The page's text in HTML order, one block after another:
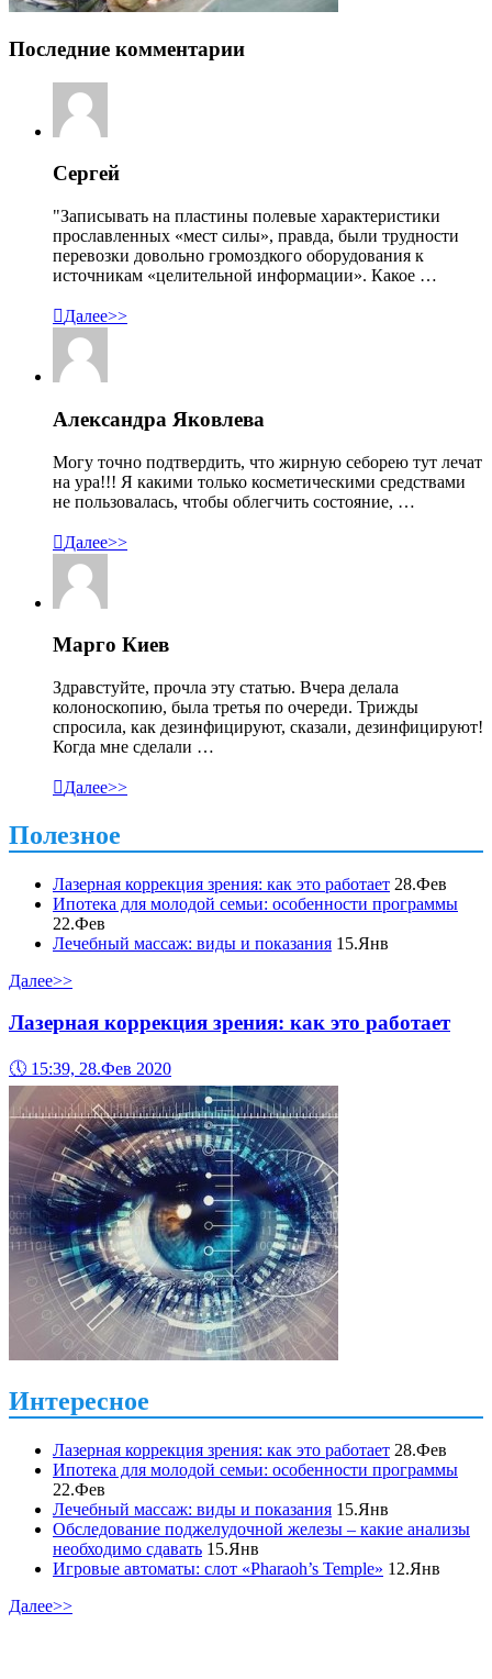
Последние комментарии
Сергей
"Записывать на пластины полевые характеристики
прославленных «мест силы», правда, были трудности
перевозки довольно громоздкого оборудования к
источникам «целительной информации». Какое …
Далее>>
Александра Яковлева
Могу точно подтвердить, что жирную себорею тут лечат
на ура!!! Я какими только косметическими средствами
не пользовалась, чтобы облегчить состояние, …
Далее>>
Марго Киев
Здравстуйте, прочла эту статью. Вчера делала
колоноскопию, была третья по очереди. Трижды
спросила, как дезинфицируют, сказали, дезинфицируют!
Когда мне сделали …
Далее>>
Полезное
Лазерная коррекция зрения: как это работает 28.Фев
Ипотека для молодой семьи: особенности программы
22.Фев
Лечебный массаж: виды и показания 15.Янв
Далее>>
Лазерная коррекция зрения: как это работает
🕔 15:39, 28.Фев 2020
Интересное
Лазерная коррекция зрения: как это работает 28.Фев
Ипотека для молодой семьи: особенности программы
22.Фев
Лечебный массаж: виды и показания 15.Янв
Обследование поджелудочной железы – какие анализы
необходимо сдавать 15.Янв
Игровые автоматы: слот «Pharaoh’s Temple» 12.Янв
Далее>>